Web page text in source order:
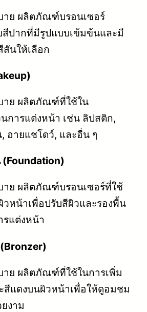
าย ผลิตภัณฑ์บรอนเซอร์
สีปากที่มีรูปแบบเข้มข้นและมี
นให้เลือก
าย ผลิตภัณฑ์ที่ใช้ใน
การแต่งหน้า เช่น ลิปสติก,
อายแชโดว์, และอื่น ๆ
าย ผลิตภัณฑ์บรอนเซอร์ที่ใช้
หน้าเพื่อปรับสีผิวและรองพื้น
แต่งหน้า
าย ผลิตภัณฑ์ที่ใช้ในการเพิ่ม
สีแดงบนผิวหน้าเพื่อให้ดูอมชม
งาม